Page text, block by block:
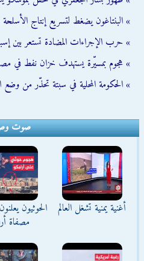
» البنتاغون يضغط لتسريع إنتاج
» حرب الإجراءات المضادة تستعر بين
» هجوم بمسيّرة يستهدف خزان نفط في
» الحكومة المحلية في سبتة تحذّر من وضع
صوت
أغنية يمنية تشغل العالم
الحوثيون
مصفاة